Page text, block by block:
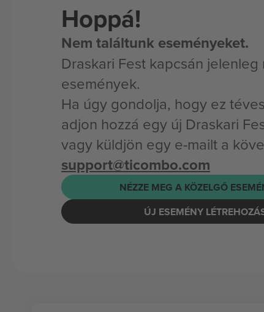
Hoppá!
Nem találtunk eseményeket.
Draskari Fest kapcsán
események.
Ha úgy gondolja, hogy ez
adjon hozzá egy új Draskari
vagy küldjön egy e-mailt a
support@ticombo.com
NÉZZE MEG A KÖZELGŐ
ÚJ ESEMÉNY